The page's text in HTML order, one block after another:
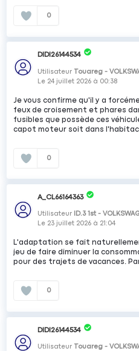
0
DIDI26144534
Utilisateur Touareg -
Le 24 juillet 2026 à 00:38
Je vous confirme qu'il y a
feux de croisement et phares
fusibles que possède ces
capot moteur soit dans
0
A_CL66164363
Utilisateur
ID.3 1st -
Le 23 juillet 2026 à 21:04
L'adaptation se fait
jeu de faire diminuer la
pour des trajets de vacances.
0
DIDI26144534
Utilisateur Touareg -